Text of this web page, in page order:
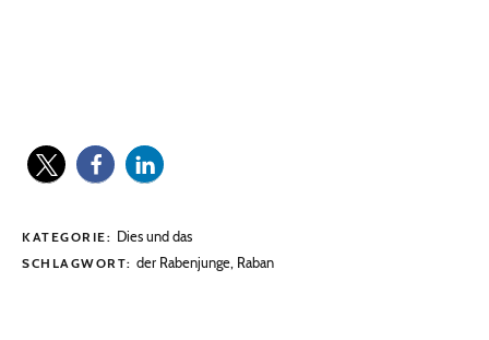
KATEGORIE: Dies und das
SCHLAGWORT: der Rabenjunge, Raban